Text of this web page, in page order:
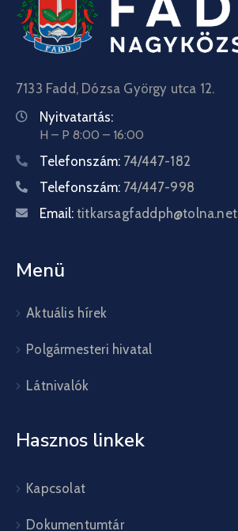
7133 Fadd, Dózsa György utca 12.
Nyitvatartás:
H – P 8:00 – 16:00
Telefonszám: 74/447-182
Telefonszám: 74/447-998
Email: titkarsagfaddph@tolna.net
Menü
Aktuális hírek
Polgármesteri hivatal
Látnivalók
Hasznos linkek
Kapcsolat
Dokumentumtár